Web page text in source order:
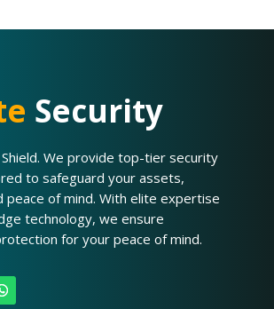
Security
We provide top-tier security
to safeguard your assets,
peace of mind. With elite expertise
technology, we ensure
for your peace of mind.